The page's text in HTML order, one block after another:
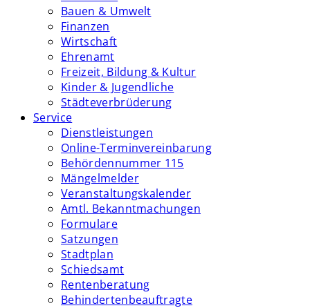
Bauen & Umwelt
Finanzen
Wirtschaft
Ehrenamt
Freizeit, Bildung & Kultur
Kinder & Jugendliche
Städteverbrüderung
Service
Dienstleistungen
Online-Terminvereinbarung
Behördennummer 115
Mängelmelder
Veranstaltungskalender
Amtl. Bekanntmachungen
Formulare
Satzungen
Stadtplan
Schiedsamt
Rentenberatung
Behindertenbeauftragte